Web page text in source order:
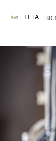
LETA